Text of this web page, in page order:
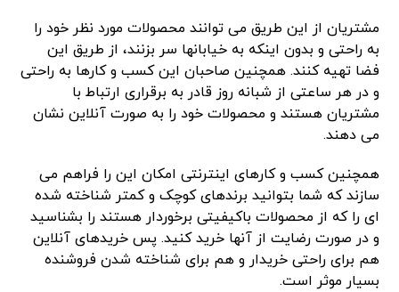
مشتریان از این طریق می توانند محصولات مورد نظر خود را
به راحتی و بدون اینکه به خیابانها سر بزنند، از طریق این
فضا تهیه کنند. همچنین صاحبان این کسب و کارها به راحتی
و در هر ساعتی از شبانه روز قادر به برقراری ارتباط با
مشتریان هستند و محصولات خود را به صورت آنلاین نشان
می دهند.
همچنین کسب و کارهای اینترنتی امکان این را فراهم می
سازند که شما بتوانید برندهای کوچک و کمتر شناخته شده
ای را که از محصولات باکیفیتی برخوردار هستند را بشناسید
و در صورت رضایت از آنها خرید کنید. پس خریدهای آنلاین
هم برای راحتی خریدار و هم برای شناخته شدن فروشنده
بسیار موثر است.